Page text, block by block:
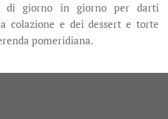
di giorno in giorno per darti
colazione e dei dessert e torte
pomeridiana.